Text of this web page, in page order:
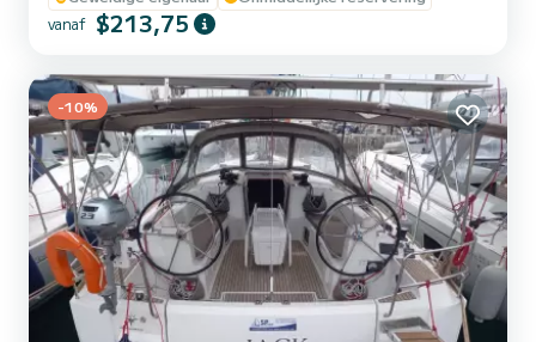
Cycladen (Santorini, Paros, Milos, etc.) en de Dodekanesos
(Astypalaia, Rodos, etc.) Onder zeil heeft de Sun Shine 38 een
vanaf $213,75
-10%